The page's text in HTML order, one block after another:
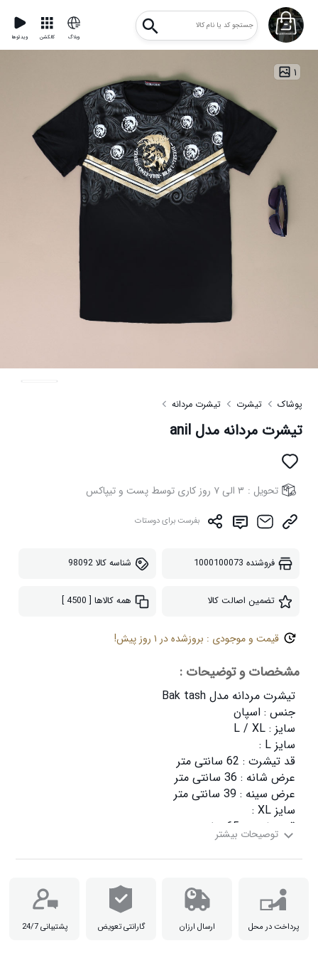
ویدئوها کالکشن وبلاگ
۱
پوشاک تیشرت تیشرت مردانه
تیشرت مردانه مدل anil
تحویل : ۳ الی ۷ روز کاری توسط پست و تیپاکس
بفرست برای دوستات
فروشنده 1000100073 شناسه کالا98092
تضمین اصالت کالا همه کالاها [ 4500 ]
قیمت و موجودی : بروزشده در ۱ روز پیش!
مشخصات و توضیحات :
پرداخت در محل ارسال ارزان گارانتی تعویض پشتیبانی 24/7